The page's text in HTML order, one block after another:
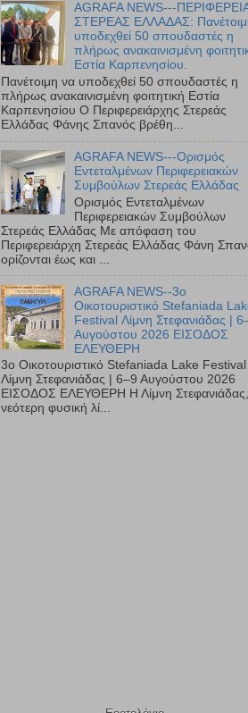
AGRAFA NEWS---
ΣΤΕΡΕΑΣ ΕΛΛΑΔΑΣ:
υποδεχθεί 50 σπουδαστές η
πλήρως ανακαινισμένη
Εστία Καρπενησίου.
Πανέτοιμη να υποδεχθεί 50 σπουδαστές η
πλήρως ανακαινισμένη φοιτητική Εστία
Καρπενησίου Ο Περιφερειάρχης Στερεάς
Ελλάδας Φάνης Σπανός βρέθη...
AGRAFA NEWS---Ορισμός
Εντεταλμένων Περιφερειακών
Συμβούλων Στερεάς Ελλάδας
Ορισμός Εντεταλμένων
Περιφερειακών Συμβούλων
Στερεάς Ελλάδας Με απόφαση του
Περιφερειάρχη Στερεάς Ελλάδας Φάνη
ορίζονται έως και ...
AGRAFA NEWS--3ο
Οικοτουριστικό Stefaniada
Festival Λίμνη Στεφανιάδας |
Αυγούστου 2026 ΕΙΣΟΔΟΣ
ΕΛΕΥΘΕΡΗ
3ο Οικοτουριστικό Stefaniada Lake Festival
Λίμνη Στεφανιάδας | 6–9 Αυγούστου 2026
ΕΙΣΟΔΟΣ ΕΛΕΥΘΕΡΗ Η Λίμνη
νεότερη φυσική λί...